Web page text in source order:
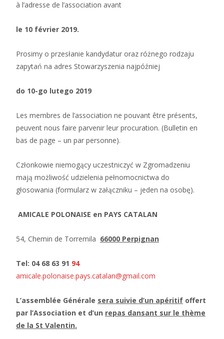
à l’adresse de l’association avant
le 10 février 2019.
Prosimy o przesłanie kandydatur oraz różnego rodzaju
zapytań na adres Stowarzyszenia najpóźniej
do 10-go lutego 2019
Les membres de l’association ne pouvant être présents,
peuvent nous faire parvenir leur procuration. (Bulletin en
bas de page – un par personne).
Członkowie niemogący uczestniczyć w Zgromadzeniu
mają możliwość udzielenia pełnomocnictwa do
głosowania (formularz w załączniku – jeden na osobę).
AMICALE POLONAISE en PAYS CATALAN
54, Chemin de Torremila 66000 Perpignan
Tel: 04 68 63 91 94
amicale.polonaise.pays.catalan@gmail.com
L’assemblée Générale sera suivie d’un apéritif offert
par l’Association et d’un repas dansant sur le thème
de la St Valentin.